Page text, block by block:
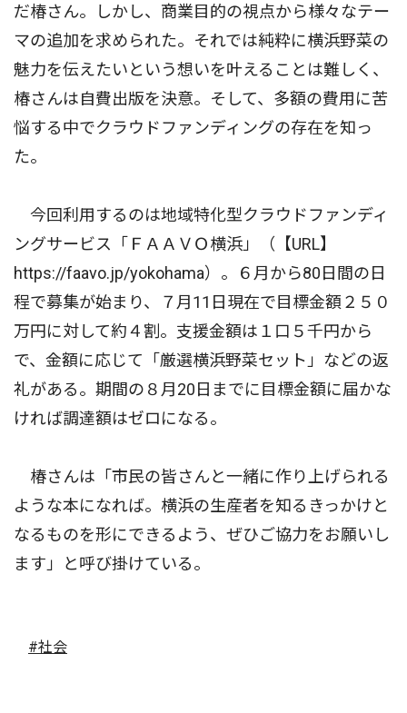
だ椿さん。しかし、商業目的の視点から様々なテー
マの追加を求められた。それでは純粋に横浜野菜の
魅力を伝えたいという想いを叶えることは難しく、
椿さんは自費出版を決意。そして、多額の費用に苦
悩する中でクラウドファンディングの存在を知っ
た。
今回利用するのは地域特化型クラウドファンディ
ングサービス「ＦＡＡＶＯ横浜」（【URL】
https://faavo.jp/yokohama）。６月から80日間の日
程で募集が始まり、７月11日現在で目標金額２５０
万円に対して約４割。支援金額は１口５千円から
で、金額に応じて「厳選横浜野菜セット」などの返
礼がある。期間の８月20日までに目標金額に届かな
ければ調達額はゼロになる。
椿さんは「市民の皆さんと一緒に作り上げられる
ような本になれば。横浜の生産者を知るきっかけと
なるものを形にできるよう、ぜひご協力をお願いし
ます」と呼び掛けている。
#社会